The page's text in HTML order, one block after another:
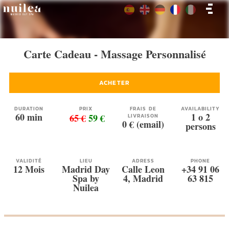
Carte Cadeau - Massage Personnalisé
ACHETER
DURATION
60 min
PRIX
65 €59 €
FRAIS DE
LIVRAISON
0 € (email)
AVAILABILITY
1 o 2
persons
VALIDITÉ
12 Mois
LIEU
Madrid Day
Spa by
Nuilea
ADRESS
Calle Leon
4, Madrid
PHONE
+34 91 06
63 815